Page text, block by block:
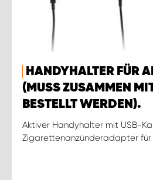
HANDYHALTER FÜR
(MUSS ZUSAMMEN
BESTELLT WERDEN).
Aktiver Handyhalter mit USB-
Zigarettenanzünderadapter für